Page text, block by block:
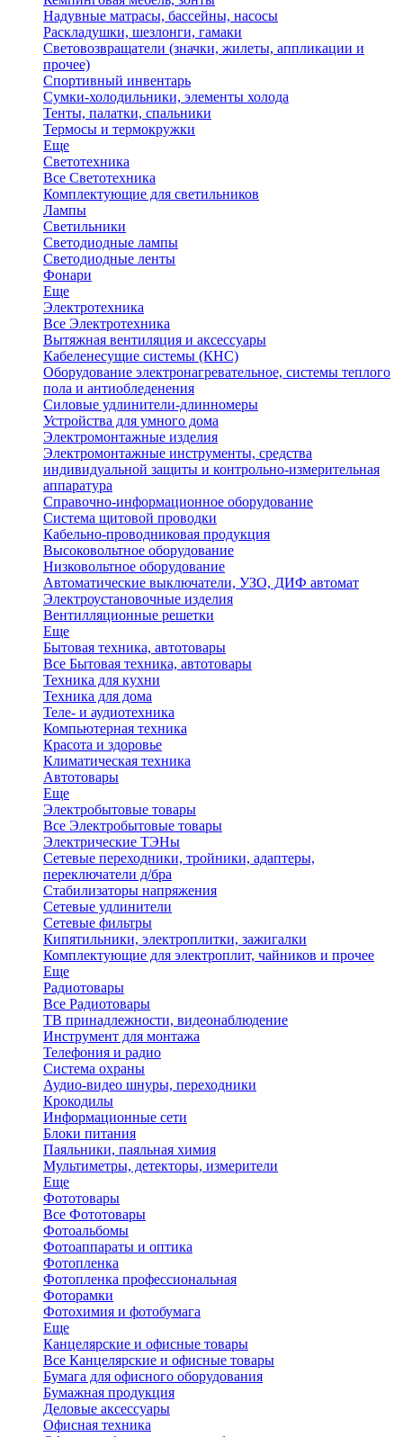
Надувные матрасы, бассейны, насосы
Раскладушки, шезлонги, гамаки
Световозвращатели (значки, жилеты, аппликации и
прочее)
Спортивный инвентарь
Сумки-холодильники, элементы холода
Тенты, палатки, спальники
Термосы и термокружки
Еще
Светотехника
Все Светотехника
Комплектующие для светильников
Лампы
Светильники
Светодиодные лампы
Светодиодные ленты
Фонари
Еще
Электротехника
Все Электротехника
Вытяжная вентиляция и аксессуары
Кабеленесущие системы (КНС)
Оборудование электронагревательное, системы теплого
пола и антиобледенения
Силовые удлинители-длинномеры
Устройства для умного дома
Электромонтажные изделия
Электромонтажные инструменты, средства
индивидуальной защиты и контрольно-измерительная
аппаратура
Справочно-информационное оборудование
Система щитовой проводки
Кабельно-проводниковая продукция
Высоковольтное оборудование
Низковольтное оборудование
Автоматические выключатели, УЗО, ДИФ автомат
Электроустановочные изделия
Вентилляционные решетки
Еще
Бытовая техника, автотовары
Все Бытовая техника, автотовары
Техника для кухни
Техника для дома
Теле- и аудиотехника
Компьютерная техника
Красота и здоровье
Климатическая техника
Автотовары
Еще
Электробытовые товары
Все Электробытовые товары
Электрические ТЭНы
Сетевые переходники, тройники, адаптеры,
переключатели д/бра
Стабилизаторы напряжения
Сетевые удлинители
Сетевые фильтры
Кипятильники, электроплитки, зажигалки
Комплектующие для электроплит, чайников и прочее
Еще
Радиотовары
Все Радиотовары
ТВ принадлежности, видеонаблюдение
Инструмент для монтажа
Телефония и радио
Система охраны
Аудио-видео шнуры, переходники
Крокодилы
Информационные сети
Блоки питания
Паяльники, паяльная химия
Мультиметры, детекторы, измерители
Еще
Фототовары
Все Фототовары
Фотоальбомы
Фотоаппараты и оптика
Фотопленка
Фотопленка профессиональная
Фоторамки
Фотохимия и фотобумага
Еще
Канцелярские и офисные товары
Все Канцелярские и офисные товары
Бумага для офисного оборудования
Бумажная продукция
Деловые аксессуары
Офисная техника